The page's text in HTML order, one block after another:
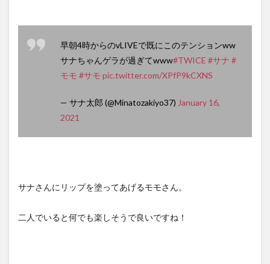
早朝4時からのvLIVEで既にこのテンションww
サナちゃんゲラが過ぎてwww#TWICE #サナ #
モモ #サモ pic.twitter.com/XPfP9kCXNS
— サナ太郎 (@Minatozakiyo37) January 16,
2021
サナさんにリップを塗ってあげるモモさん。
二人でいると何でも楽しそうで良いですね！